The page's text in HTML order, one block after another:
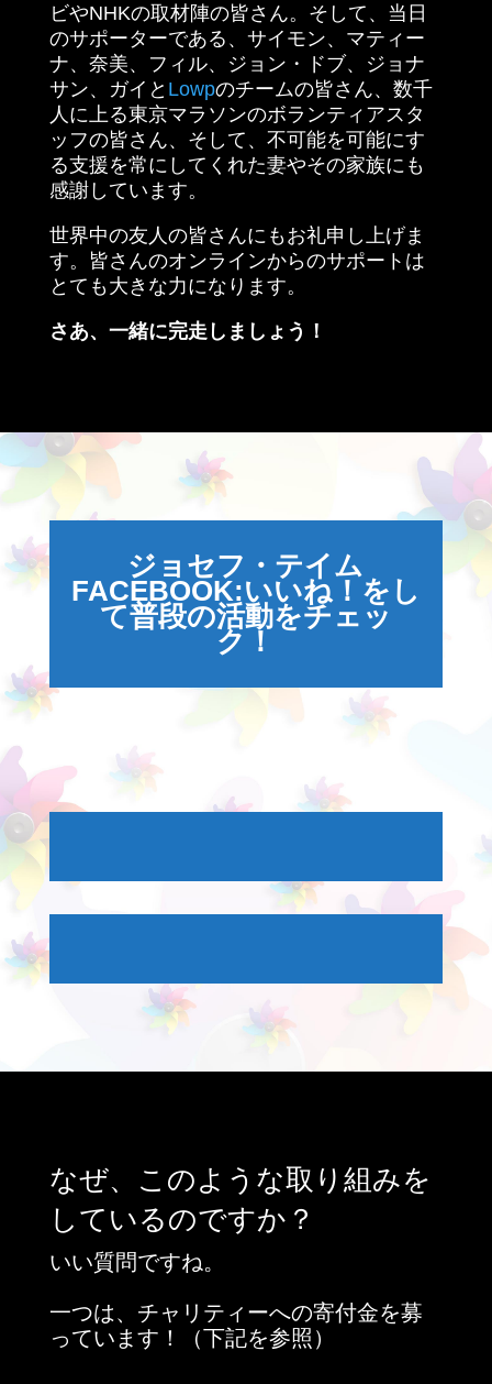
ビやNHKの取材陣の皆さん。そして、当日
のサポーターである、サイモン、マティー
ナ、奈美、フィル、ジョン・ドブ、ジョナ
サン、ガイと Lowpのチームの皆さん、数千
人に上る東京マラソンのボランティアスタ
ッフの皆さん、そして、不可能を可能にす
る支援を常にしてくれた妻やその家族にも
感謝しています。
世界中の友人の皆さんにもお礼申し上げま
す。皆さんのオンラインからのサポートは
とても大きな力になります。
さあ、一緒に完走しましょう！
ジョセフ・テイム
FACEBOOK:いいね！をし
て普段の活動をチェッ
ク！
なぜ、このような取り組みを
しているのですか？
いい質問ですね。
一つは、チャリティーへの寄付金を募
っています！（下記を参照）